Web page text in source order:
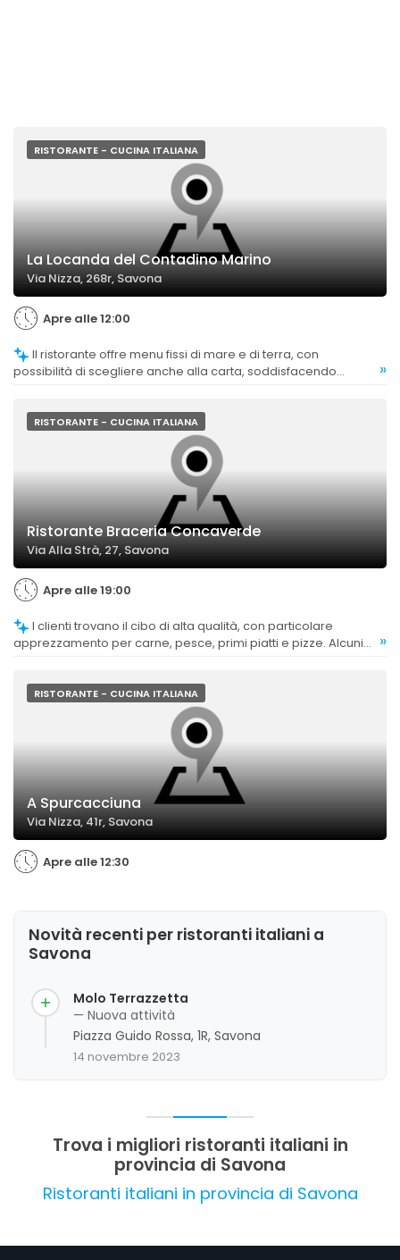
RISTORANTE - CUCINA ITALIANA
La Locanda del Contadino Marino
Via Nizza, 268r, Savona
Apre alle 12:00
possibilità di scegliere anche alla carta, soddisfacendo
»
RISTORANTE - CUCINA ITALIANA
Ristorante Braceria Concaverde
Via Alla Strà, 27, Savona
Apre alle 19:00
apprezzamento per carne, pesce, primi piatti e pizze. Alcuni
»
RISTORANTE - CUCINA ITALIANA
A Spurcacciuna
Via Nizza, 41r, Savona
Apre alle 12:30
Novità recenti per ristoranti italiani a
Savona
Molo Terrazzetta
— Nuova attività
Piazza Guido Rossa, 1R, Savona
14 novembre 2023
Trova i migliori ristoranti italiani in
provincia di Savona
Ristoranti italiani in provincia di Savona